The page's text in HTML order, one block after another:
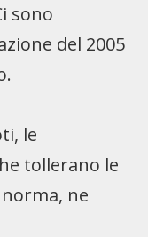
sono
del 2005
le
tollerano le
ne